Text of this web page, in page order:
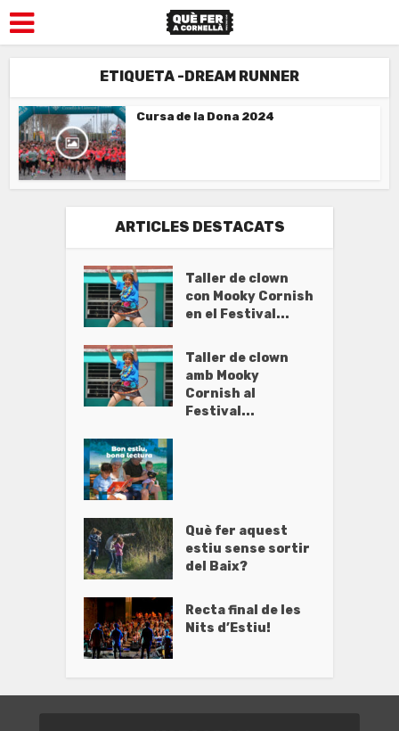
ETIQUETA -DREAM RUNNER
Cursa de la Dona 2024
ARTICLES DESTACATS
Taller de clown
con Mooky Cornish
en el Festival...
Taller de clown
amb Mooky
Cornish al
Festival...
Què fer aquest
estiu sense sortir
del Baix?
Recta final de les
Nits d’Estiu!